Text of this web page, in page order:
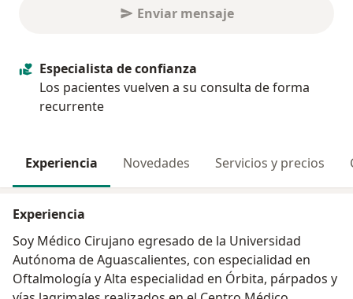
Enviar mensaje
Especialista de confianza
Los pacientes vuelven a su consulta de forma
recurrente
Experiencia Novedades Servicios y precios
Experiencia
Soy Médico Cirujano egresado de la Universidad
Autónoma de Aguascalientes, con especialidad en
Oftalmología y Alta especialidad en Órbita, párpados y